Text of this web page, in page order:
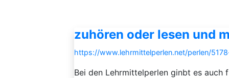
zuhören oder lesen und
https://www.lehrmittelperlen.net/perlen/
Bei den Lehrmittelperlen ginbt es auch